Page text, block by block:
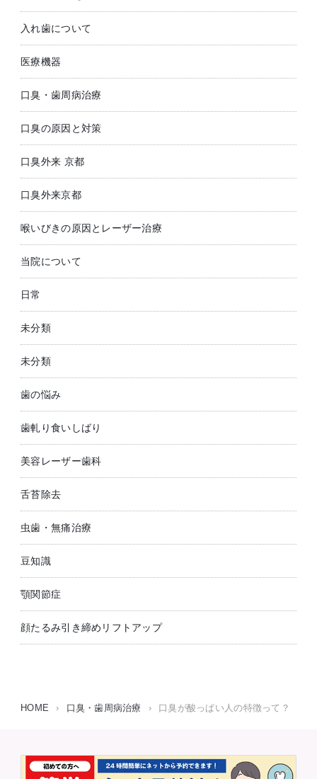
入れ歯について
医療機器
口臭・歯周病治療
口臭の原因と対策
口臭外来 京都
口臭外来京都
喉いびきの原因とレーザー治療
当院について
日常
未分類
未分類
歯の悩み
歯軋り食いしばり
美容レーザー歯科
舌苔除去
虫歯・無痛治療
豆知識
顎関節症
顔たるみ引き締めリフトアップ
HOME › 口臭・歯周病治療 › 口臭が酸っぱい人の特徴って？